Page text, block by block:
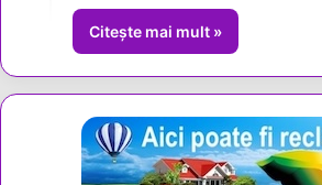
Citește mai mult »